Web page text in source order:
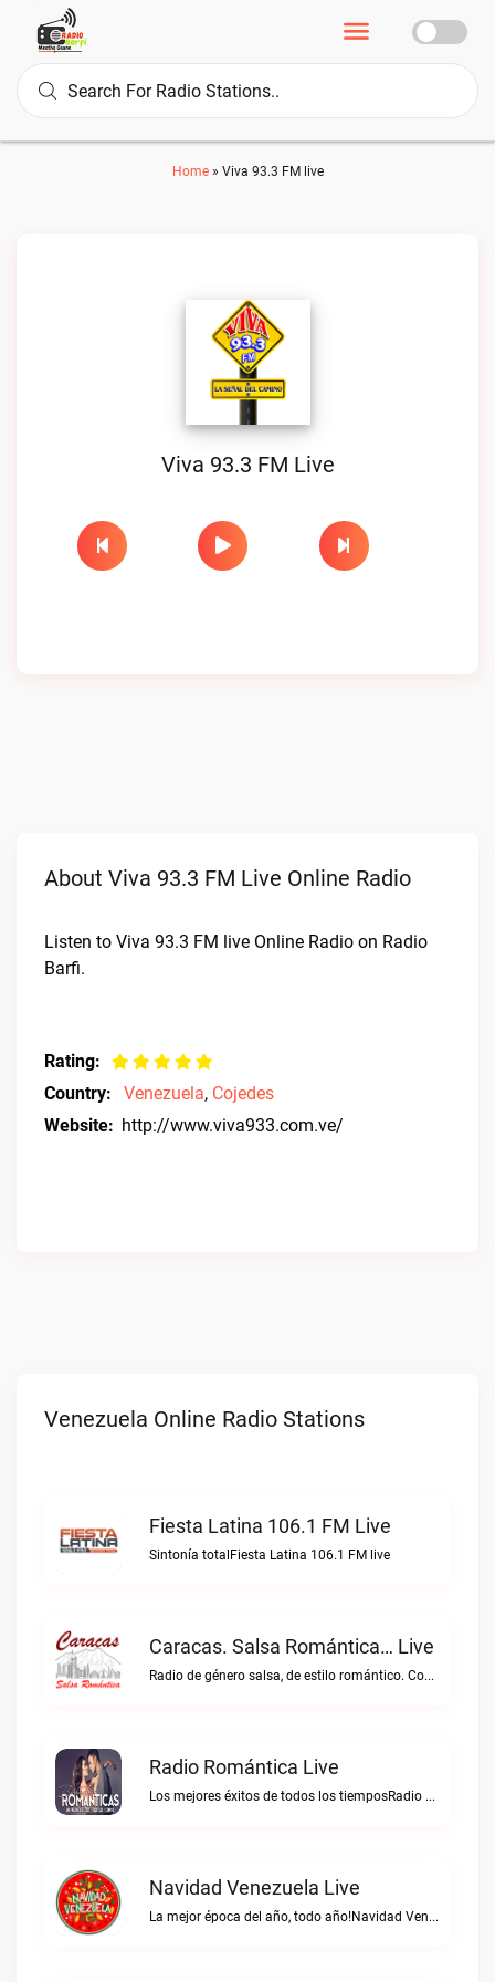
Home» Viva 93.3 FM live
Viva 93.3 FM Live
About Viva 93.3 FM Live Online Radio
Listen to Viva 93.3 FM live Online Radio on Radio
Barfi.
Rating:
Country:
Venezuela, Cojedes
Website: http://www.viva933.com.ve/
Venezuela Online Radio Stations
Fiesta Latina 106.1 FM Live
Sintonía totalFiesta Latina 106.1 FM live
Caracas. Salsa Romántica… Live
Radio de género salsa, de estilo romántico. Con la selección musical que nos gusta...Caracas. Salsa Romántica… live
Radio Romántica Live
Los mejores éxitos de todos los tiemposRadio Romántica live
Navidad Venezuela Live
La mejor época del año, todo año!Navidad Venezuela live